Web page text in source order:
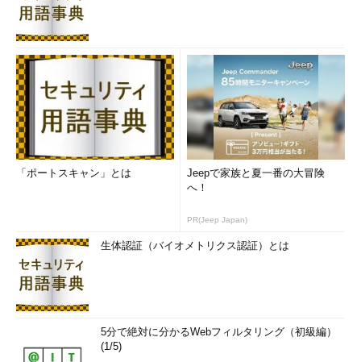
「ポートスキャン」とは
Jeepで家族と夏一番の大冒険
へ！
PR(Jeep Japan)
生体認証（バイオメトリクス認証）とは
5分で絶対に分かるWebフィルタリング（初級編）
(1/5)